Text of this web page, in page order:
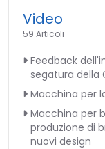
Video
59 Articoli
Feedback
segatura della
Macchina per
Macchina per
produzione di
nuovi design